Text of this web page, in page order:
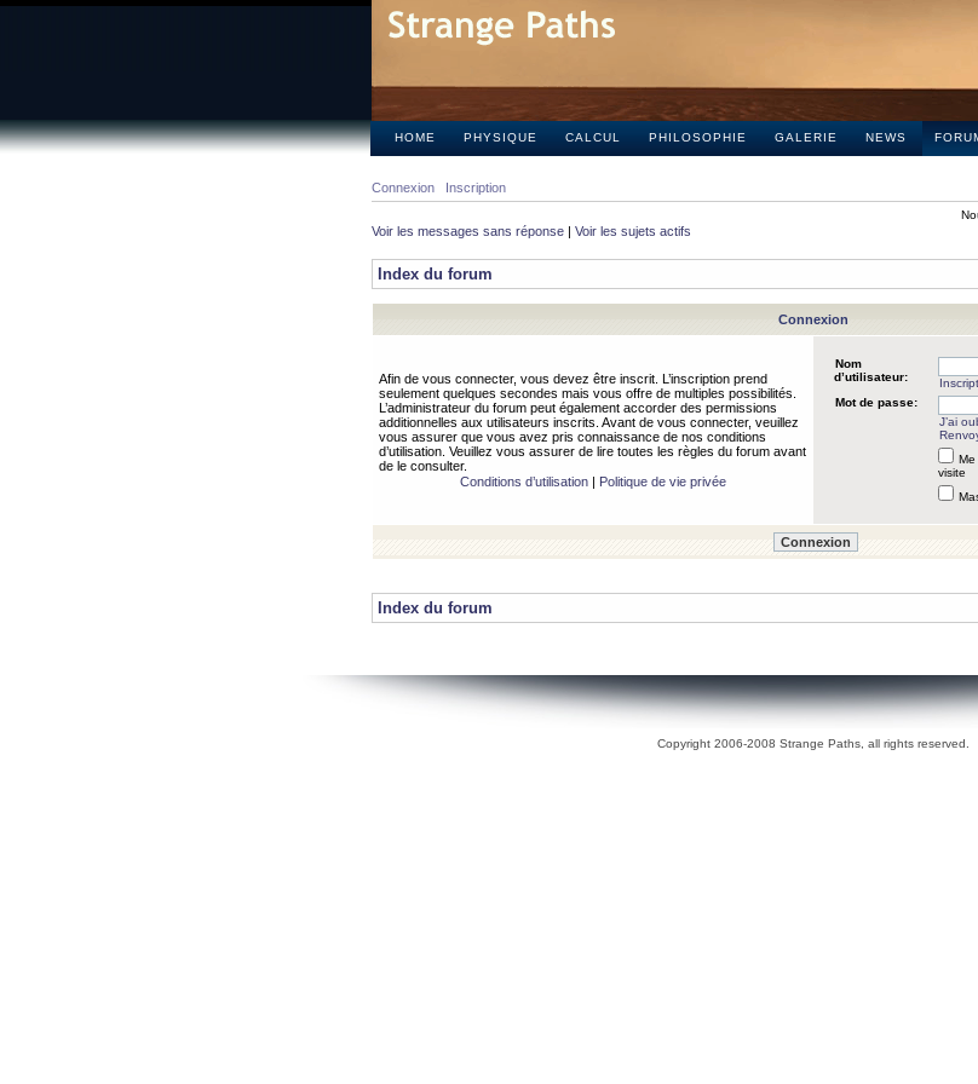
HOME PHYSIQUE CALCUL PHILOSOPHIE GALERIE NEWS
Connexion Inscription
Voir les messages sans réponse | Voir les sujets actifs
Index du forum
Connexion
Afin de vous connecter, vous devez être inscrit. L’inscription prend
seulement quelques secondes mais vous offre de multiples possibilités.
L’administrateur du forum peut également accorder des permissions
additionnelles aux utilisateurs inscrits. Avant de vous connecter, veuillez
vous assurer que vous avez pris connaissance de nos conditions
d’utilisation. Veuillez vous assurer de lire toutes les règles du forum avant
de le consulter.
Conditions d’utilisation| Politique de vie privée
Nom
d’utilisateur:
Mot de passe:
J’ai
visite
Index du forum
Copyright 2006-2008 Strange Paths, all rights reserved.